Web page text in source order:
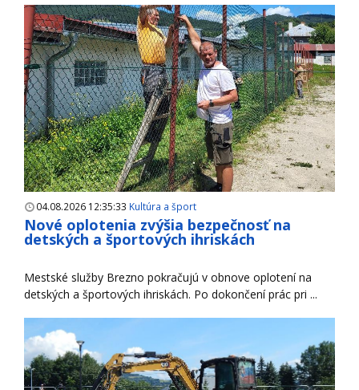
04.08.2026 12:35:33 Kultúra a šport
Nové oplotenia zvýšia bezpečnosť na
detských a športových ihriskách
Mestské služby Brezno pokračujú v obnove oplotení na
detských a športových ihriskách. Po dokončení prác pri ...